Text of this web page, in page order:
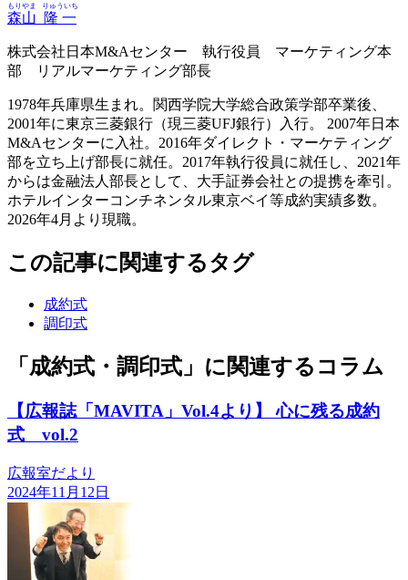
森山
もりやま
隆一
りゅういち
株式会社日本M&Aセンター 執行役員 マーケティング本
部 リアルマーケティング部長
1978年兵庫県生まれ。関西学院大学総合政策学部卒業後、
2001年に東京三菱銀行（現三菱UFJ銀行）入行。 2007年日本
M&Aセンターに入社。2016年ダイレクト・マーケティング
部を立ち上げ部長に就任。2017年執行役員に就任し、2021年
からは金融法人部長として、大手証券会社との提携を牽引。
ホテルインターコンチネンタル東京ベイ等成約実績多数。
2026年4月より現職。
この記事に関連するタグ
成約式
調印式
「成約式・調印式」に関連するコラム
【広報誌「MAVITA」Vol.4より】 心に残る成約
式 vol.2
広報室だより
2024年11月12日